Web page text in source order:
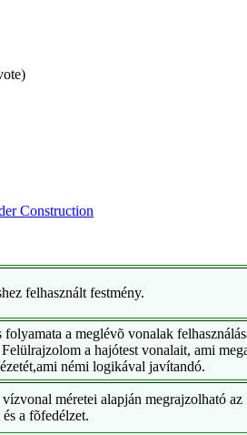
Construction
felhasznált festmény.
folyamata a meglévõ vonalak
a hajótest vonalait, ami
némi logikával javítandó.
méretei alapján megrajzolható az
a fõfedélzet.